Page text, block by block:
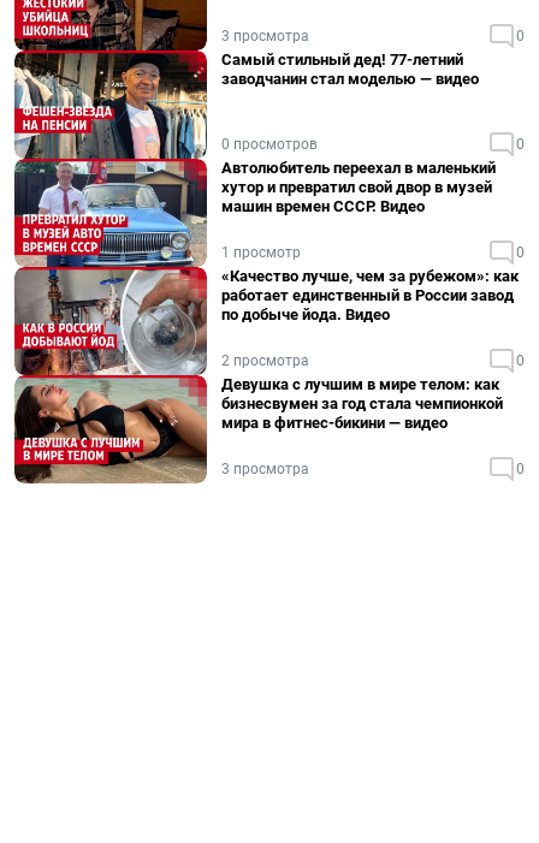
3 просмотра 0
Самый стильный дед! 77-летний
заводчанин стал моделью — видео
0 просмотров 0
Автолюбитель переехал в маленький
хутор и превратил свой двор в музей
машин времен СССР. Видео
1 просмотр 0
«Качество лучше, чем за рубежом»: как
работает единственный в России завод
по добыче йода. Видео
2 просмотра 0
Девушка с лучшим в мире телом: как
бизнесвумен за год стала чемпионкой
мира в фитнес-бикини — видео
3 просмотра 0